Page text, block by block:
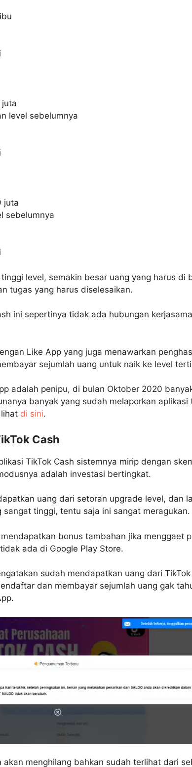
juta
level sebelumnya
juta
sebelumnya
level, semakin besar uang yang harus di
tugas yang harus diselesaikan.
ini sepertinya tidak ada hubungan
Like App yang juga menawarkan
sejumlah uang untuk naik ke level
adalah penipu, di bulan Oktober 2020
banyak yang sudah melaporkan aplikasi
di sini.
Cash
TikTok Cash sistemnya mirip dengan
adalah investasi bertingkat.
uang dari setoran upgrade level, dan
sangat tinggi, tentu saja ini sangat meragukan.
bonus tambahan jika menggaet
ada di Google Play Store.
sudah mendapatkan uang dari
dan membayar sejumlah uang gak
menghilang bahkan sudah terlihat dari